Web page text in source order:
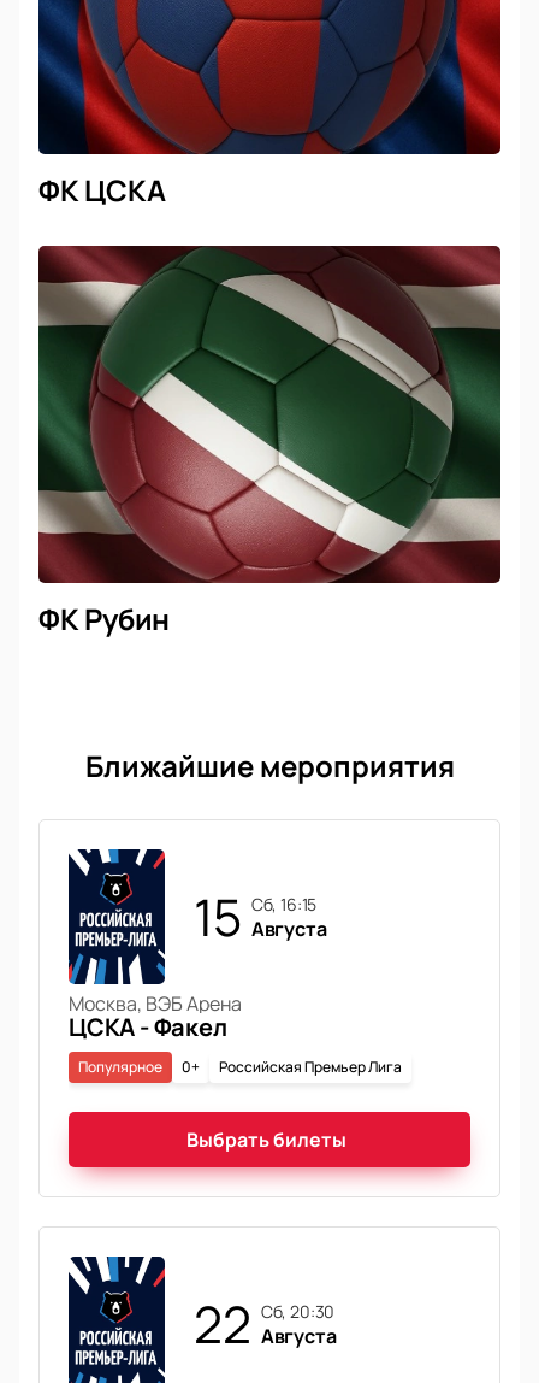
ФК ЦСКА
ФК Рубин
Ближайшие мероприятия
15 сб, 16:15
Августа
Москва, ВЭБ Арена
ЦСКА - Факел
0+ Российская Премьер Лига
Популярное
Выбрать билеты
22 сб, 20:30
Августа